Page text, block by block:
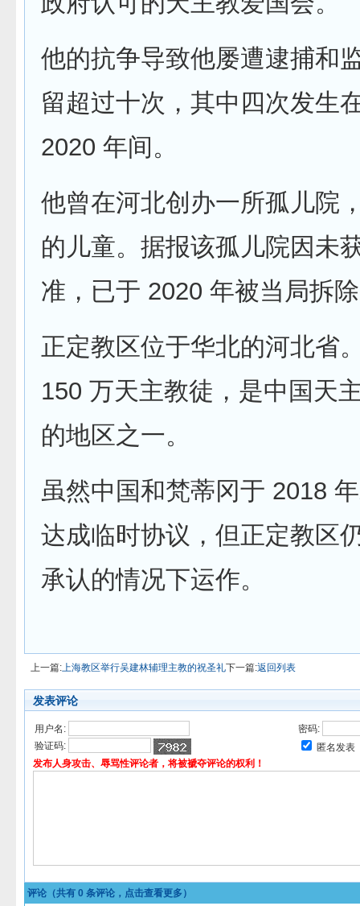
他的抗争导致他屡遭逮捕和
留超过十次，其中四次发生
2020 年间。
他曾在河北创办一所孤儿院
的儿童。据报该孤儿院因未
准，已于 2020 年被当局拆
正定教区位于华北的河北省
150 万天主教徒，是中国天
的地区之一。
虽然中国和梵蒂冈于 2018
达成临时协议，但正定教区
承认的情况下运作。
上一篇:上海教区举行吴建林辅理主教的祝圣礼下一篇:返回列表
发表评论
用户名:
密码:
验证码:
匿名发表
发布人身攻击、辱骂性评论者，将被褫夺评论的权利！
评论（共有 0 条评论，点击查看更多）